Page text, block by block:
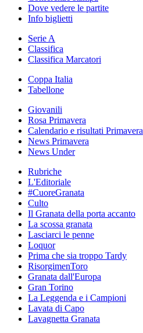
Dove vedere le partite
Info biglietti
Serie A
Classifica
Classifica Marcatori
Coppa Italia
Tabellone
Giovanili
Rosa Primavera
Calendario e risultati Primavera
News Primavera
News Under
Rubriche
L'Editoriale
#CuoreGranata
Culto
Il Granata della porta accanto
La scossa granata
Lasciarci le penne
Loquor
Prima che sia troppo Tardy
RisorgimenToro
Granata dall'Europa
Gran Torino
La Leggenda e i Campioni
Lavata di Capo
Lavagnetta Granata